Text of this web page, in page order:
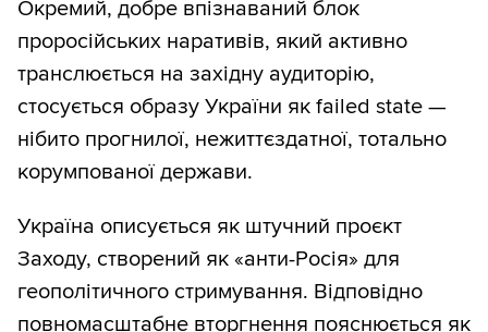
Окремий, добре впізнаваний блок
проросійських наративів, який активно
транслюється на західну аудиторію,
стосується образу України як failed state —
нібито прогнилої, нежиттєздатної, тотально
корумпованої держави.
Україна описується як штучний проєкт
Заходу, створений як «анти-Росія» для
геополітичного стримування. Відповідно
повномасштабне вторгнення пояснюється як